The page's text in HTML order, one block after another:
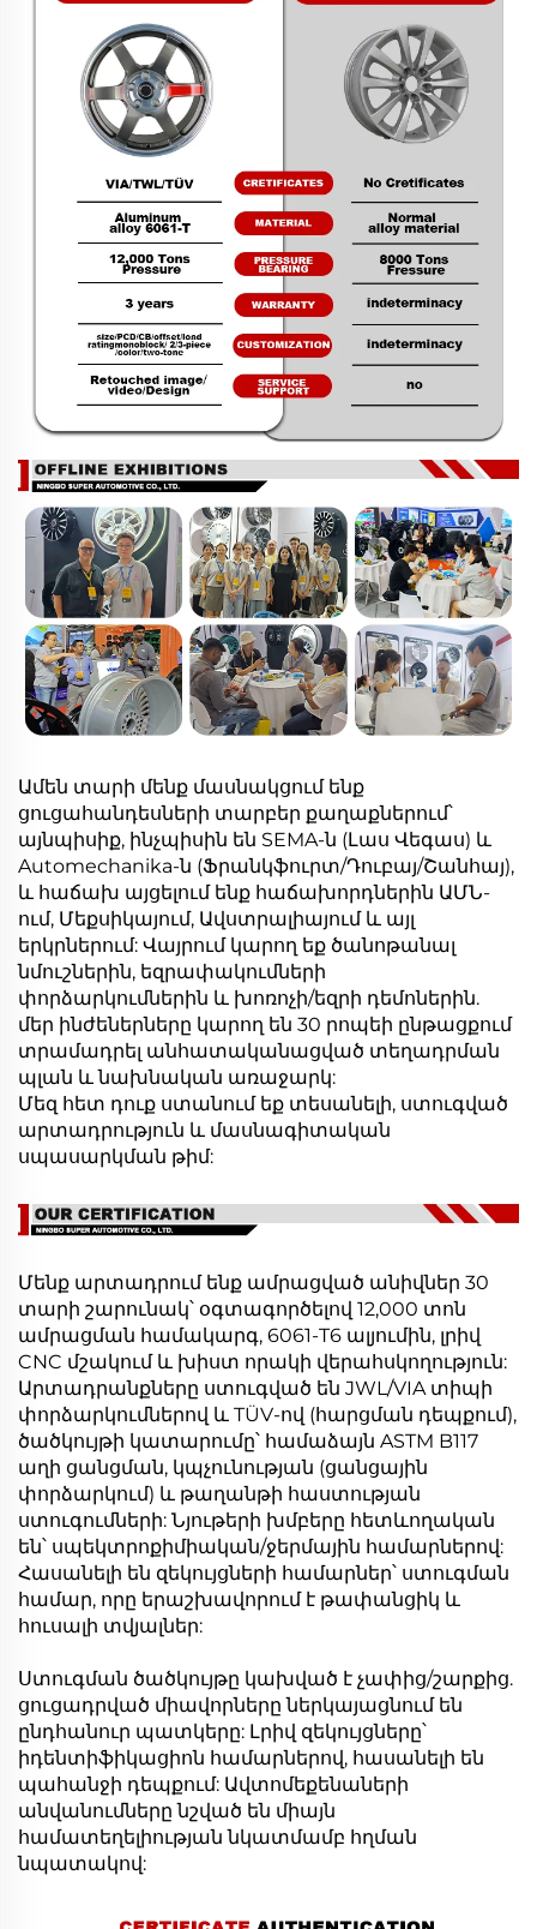
Ամեն տարի մենք մասնակցում ենք
ցուցահանդեսների տարբեր քաղաքներում՝
այնպիսիք, ինչպիսին են SEMA-ն (Լաս Վեգաս) և
Automechanika-ն (Ֆրանկֆուրտ/Դուբայ/Շանհայ),
և հաճախ այցելում ենք հաճախորդներին ԱՄՆ-
ում, Մեքսիկայում, Ավստրալիայում և այլ
երկրներում: Վայրում կարող եք ծանոթանալ
նմուշներին, եզրափակումների
փորձարկումներին և խոռոչի/եզրի դեմոներին.
մեր ինժեներները կարող են 30 րոպեի ընթացքում
տրամադրել անհատականացված տեղադրման
պլան և նախնական առաջարկ:
Մեզ հետ դուք ստանում եք տեսանելի, ստուգված
արտադրություն և մասնագիտական
սպասարկման թիմ:
Մենք արտադրում ենք ամրացված անիվներ 30
տարի շարունակ՝ օգտագործելով 12,000 տոն
ամրացման համակարգ, 6061-T6 ալյումին, լրիվ
CNC մշակում և խիստ որակի վերահսկողություն:
Արտադրանքները ստուգված են JWL/VIA տիպի
փորձարկումներով և TÜV-ով (հարցման դեպքում),
ծածկույթի կատարումը՝ համաձայն ASTM B117
աղի ցանցման, կպչունության (ցանցային
փորձարկում) և թաղանթի հաստության
ստուգումների: Նյութերի խմբերը հետևողական
են՝ սպեկտրոքիմիական/ջերմային համարներով:
Հասանելի են զեկույցների համարներ՝ ստուգման
համար, որը երաշխավորում է թափանցիկ և
հուսալի տվյալներ:
Ստուգման ծածկույթը կախված է չափից/շարքից.
ցուցադրված միավորները ներկայացնում են
ընդհանուր պատկերը: Լրիվ զեկույցները՝
իդենտիֆիկացիոն համարներով, հասանելի են
պահանջի դեպքում: Ավտոմեքենաների
անվանումները նշված են միայն
համատեղելիության նկատմամբ հղման
նպատակով: